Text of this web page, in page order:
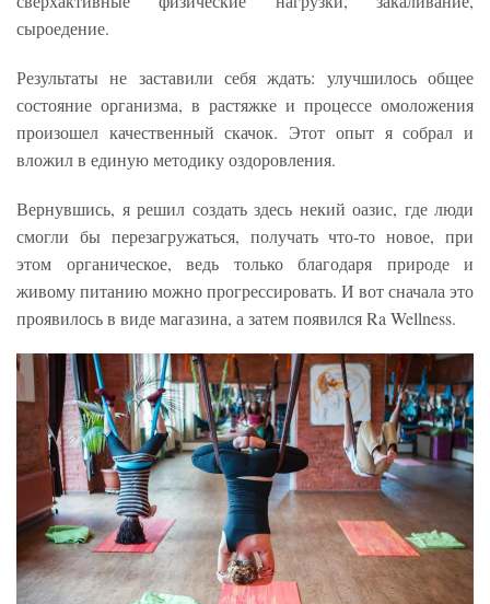
сыроедение.
Результаты не заставили себя ждать: улучшилось общее
состояние организма, в растяжке и процессе омоложения
произошел качественный скачок. Этот опыт я собрал и
вложил в единую методику оздоровления.
Вернувшись, я решил создать здесь некий оазис, где люди
смогли бы перезагружаться, получать что-то новое, при
этом органическое, ведь только благодаря природе и
живому питанию можно прогрессировать. И вот сначала это
проявилось в виде магазина, а затем появился Ra Wellness.